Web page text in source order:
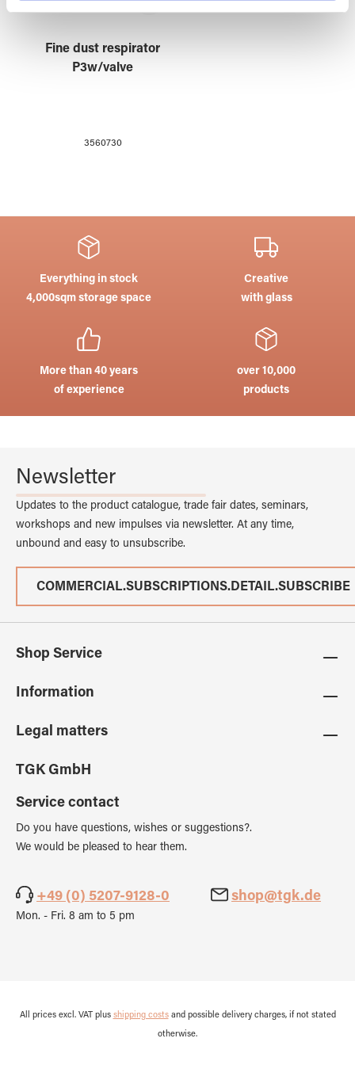
gesammelt haben.
Fine dust respirator
P3w/valve
3560730
Everything in stock
4,000sqm storage space
Creative
with glass
More than 40 years
of experience
over 10,000
products
Newsletter
Updates to the product catalogue, trade fair dates, seminars,
workshops and new impulses via newsletter. At any time,
unbound and easy to unsubscribe.
COMMERCIAL.SUBSCRIPTIONS.DETAIL.SUBSCRIBE
Shop Service
Information
Legal matters
TGK GmbH
Service contact
Do you have questions, wishes or suggestions?.
We would be pleased to hear them.
+49 (0) 5207-9128-0 shop@tgk.de
Mon. - Fri. 8 am to 5 pm
All prices excl. VAT plus shipping costsand possible delivery charges, if not stated
otherwise.